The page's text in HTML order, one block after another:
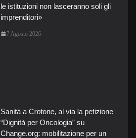
le istituzioni non lasceranno soli gli
imprenditori»
7 Agosto 2026
Sanità a Crotone, al via la petizione
“Dignità per Oncologia” su
Change.org: mobilitazione per un